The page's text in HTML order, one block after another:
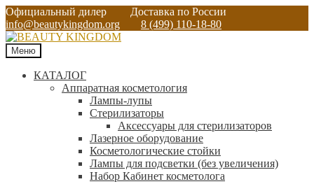
Официальный дилер
Доставка по России
info@beautykingdom.org
8 (499) 110-18-80
Меню
КАТАЛОГ
Аппаратная косметология
Лампы-лупы
Стерилизаторы
Аксессуары для стерилизаторов
Лазерное оборудование
Косметологические стойки
Лампы для подсветки (без увеличения)
Набор Кабинет косметолога